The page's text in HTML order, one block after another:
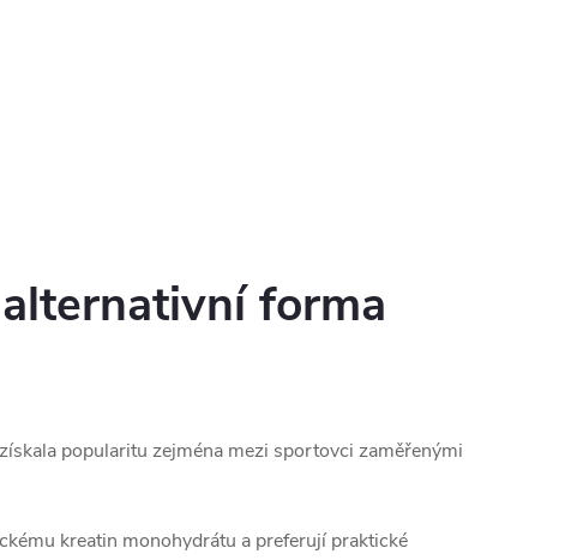
forma
popularitu zejména mezi sportovci zaměřenými
kreatin monohydrátu a preferují praktické